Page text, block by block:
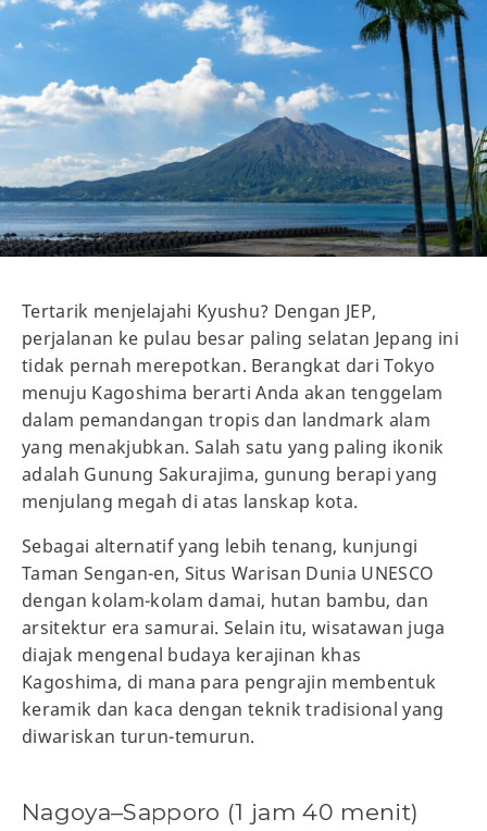
Tertarik menjelajahi Kyushu? Dengan JEP,
perjalanan ke pulau besar paling selatan Jepang ini
tidak pernah merepotkan. Berangkat dari Tokyo
menuju Kagoshima berarti Anda akan tenggelam
dalam pemandangan tropis dan landmark alam
yang menakjubkan. Salah satu yang paling ikonik
adalah Gunung Sakurajima, gunung berapi yang
menjulang megah di atas lanskap kota.
Sebagai alternatif yang lebih tenang, kunjungi
Taman Sengan-en, Situs Warisan Dunia UNESCO
dengan kolam-kolam damai, hutan bambu, dan
arsitektur era samurai. Selain itu, wisatawan juga
diajak mengenal budaya kerajinan khas
Kagoshima, di mana para pengrajin membentuk
keramik dan kaca dengan teknik tradisional yang
diwariskan turun-temurun.
Nagoya–Sapporo (1 jam 40 menit)